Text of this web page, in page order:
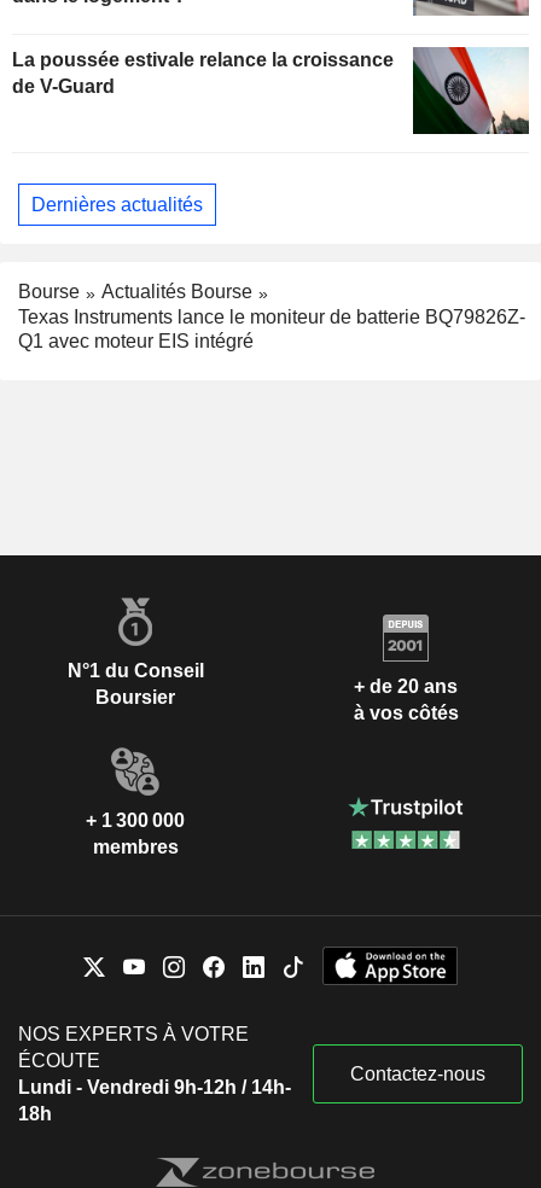
La poussée estivale relance la croissance
de V-Guard
Dernières actualités
Bourse
Actualités Bourse
Texas Instruments lance le moniteur de batterie BQ79826Z-
Q1 avec moteur EIS intégré
N°1 du Conseil
Boursier
+ de 20 ans
à vos côtés
+ 1 300 000
membres
NOS EXPERTS À VOTRE
ÉCOUTE
Lundi - Vendredi 9h-12h / 14h-
18h
Contactez-nous